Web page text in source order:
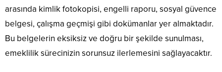
arasında kimlik fotokopisi, engelli raporu, sosyal güvence
belgesi, çalışma geçmişi gibi dokümanlar yer almaktadır.
Bu belgelerin eksiksiz ve doğru bir şekilde sunulması,
emeklilik sürecinizin sorunsuz ilerlemesini sağlayacaktır.